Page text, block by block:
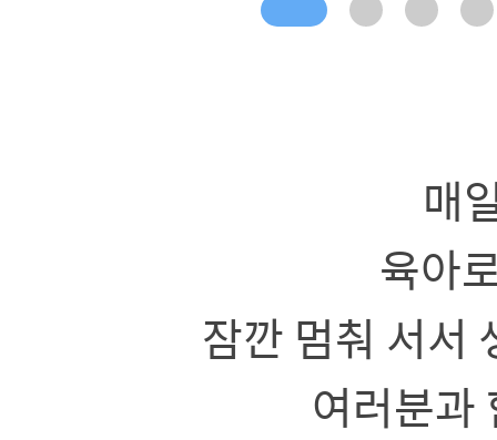
매
육아
잠깐 멈춰 서서
여러분과